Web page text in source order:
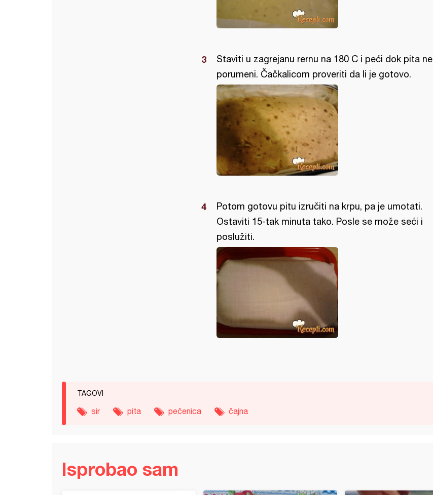
Staviti u zagrejanu rernu na 180 C i peći dok pita ne
porumeni. Čačkalicom proveriti da li je gotovo.
Potom gotovu pitu izručiti na krpu, pa je umotati.
Ostaviti 15-tak minuta tako. Posle se može seći i
poslužiti.
TAGOVI
sir pita pečenica čajna
Isprobao sam